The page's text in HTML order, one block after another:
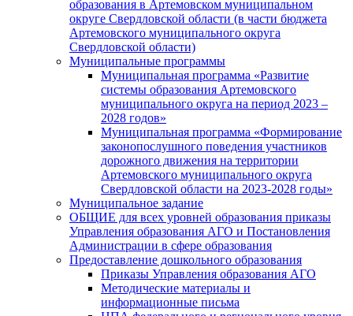
образования в Артемовском муниципальном
округе Свердловской области (в части бюджета
Артемовского муниципального округа
Свердловской области)
Муниципальные программы
Муниципальная программа «Развитие
системы образования Артемовского
муниципального округа на период 2023 –
2028 годов»
Муниципальная программа «Формирование
законопослушного поведения участников
дорожного движения на территории
Артемовского муниципального округа
Свердловской области на 2023-2028 годы»
Муниципальное задание
ОБЩИЕ для всех уровней образования приказы
Управления образования АГО и Постановления
Администрации в сфере образования
Предоставление дошкольного образования
Приказы Управления образования АГО
Методические материалы и
информационные письма